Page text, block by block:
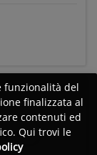
rock
funzionalità del
finalizzata al
contenuti ed
Qui trovi le